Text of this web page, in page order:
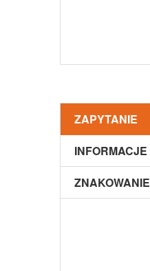
ZAPYTANIE
INFORMACJE
ZNAKOWANIE